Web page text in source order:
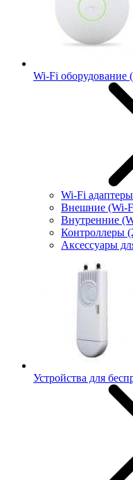
Wi-Fi оборудование
Wi-Fi адаптеры
Внешние (Wi-
Внутренние
Контроллеры
Аксессуары
Устройства для